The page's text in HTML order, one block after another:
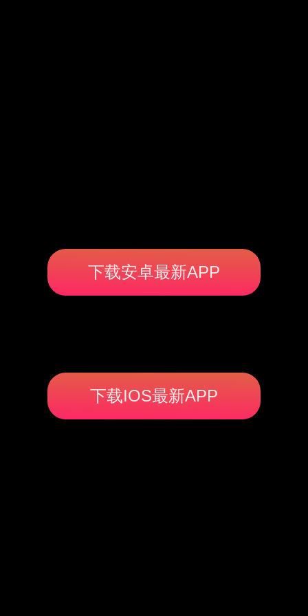
下载安卓最新APP
下载IOS最新APP